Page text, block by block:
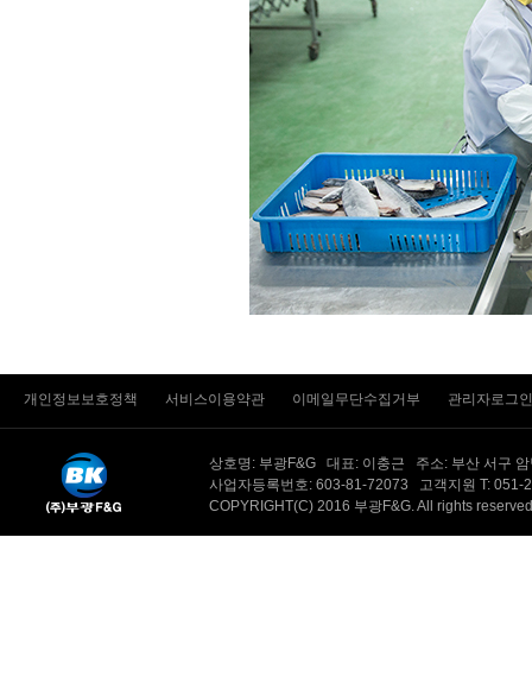
개인정보보호정책 서비스이용약관 이메일무단수집거부 관리자로그인
상호명: 부광F&G 대표: 이충근 주소: 부산 서구
사업자등록번호: 603-81-72073 고객지원 T:
COPYRIGHT(C) 2016 부광F&G. All rights